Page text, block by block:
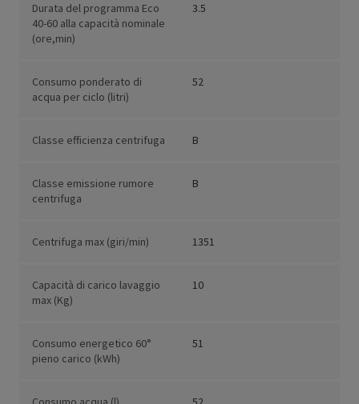
Durata del programma Eco
40-60 alla capacità nominale
(ore,min)
3.5
Consumo ponderato di
acqua per ciclo (litri)
52
Classe efficienza centrifuga B
Classe emissione rumore
centrifuga
B
Centrifuga max (giri/min) 1351
Capacità di carico lavaggio
max (Kg)
10
Consumo energetico 60°
pieno carico (kWh)
51